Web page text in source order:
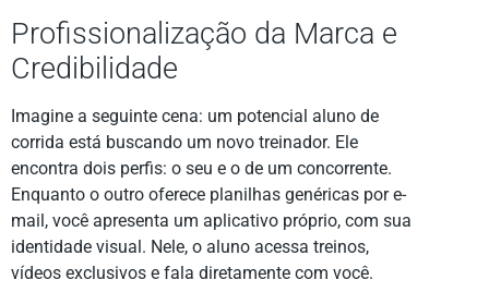
Profissionalização da Marca e
Credibilidade
Imagine a seguinte cena: um potencial aluno de
corrida está buscando um novo treinador. Ele
encontra dois perfis: o seu e o de um concorrente.
Enquanto o outro oferece planilhas genéricas por e-
mail, você apresenta um aplicativo próprio, com sua
identidade visual. Nele, o aluno acessa treinos,
vídeos exclusivos e fala diretamente com você.